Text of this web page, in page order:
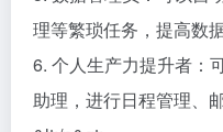
理等繁琐任务，提高数
6. 个人生产力提升者：
助理，进行日程管理、